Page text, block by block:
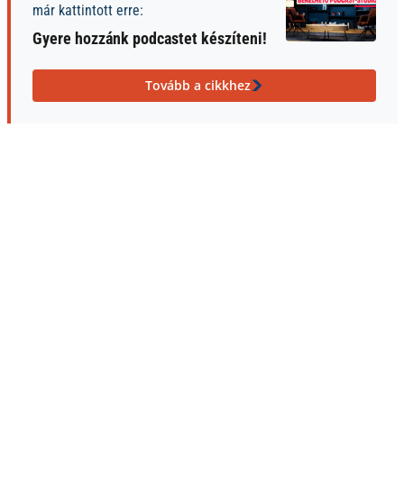
már kattintott erre:
Gyere hozzánk podcastet készíteni!
Tovább a cikkhez